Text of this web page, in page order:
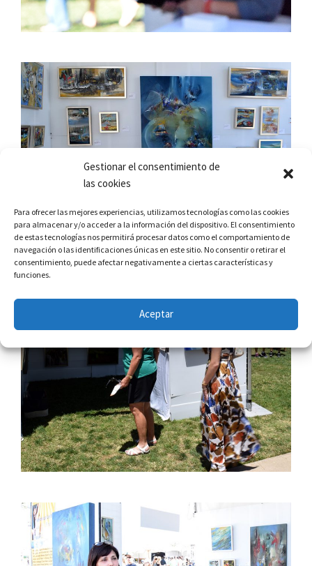
Gestionar el consentimiento de
las cookies
Para ofrecer las mejores experiencias, utilizamos tecnologías como las cookies
para almacenar y/o acceder a la información del dispositivo. El consentimiento
de estas tecnologías nos permitirá procesar datos como el comportamiento de
navegación o las identificaciones únicas en este sitio. No consentir o retirar el
consentimiento, puede afectar negativamente a ciertas características y
funciones.
Aceptar